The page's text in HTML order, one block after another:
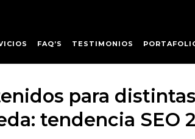
FAQ’S TESTIMONIOS
para distintas
tendencia SEO